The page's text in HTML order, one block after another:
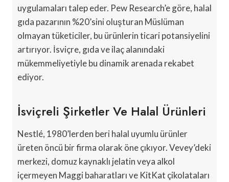
uygulamaları talep eder. Pew Research’e göre, halal
gıda pazarının %20’sini oluşturan Müslüman
olmayan tüketiciler, bu ürünlerin ticari potansiyelini
artırıyor. İsviçre, gıda ve ilaç alanındaki
mükemmeliyetiyle bu dinamik arenada rekabet
ediyor.
İsviçreli Şirketler Ve Halal Ürünleri
Nestlé, 1980’lerden beri halal uyumlu ürünler
üreten öncü bir firma olarak öne çıkıyor. Vevey’deki
merkezi, domuz kaynaklı jelatin veya alkol
içermeyen Maggi baharatları ve KitKat çikolataları